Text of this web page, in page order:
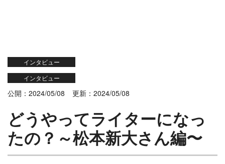
インタビュー
インタビュー
公開：2024/05/08 更新：2024/05/08
どうやってライターになっ
たの？～松本新大さん編〜